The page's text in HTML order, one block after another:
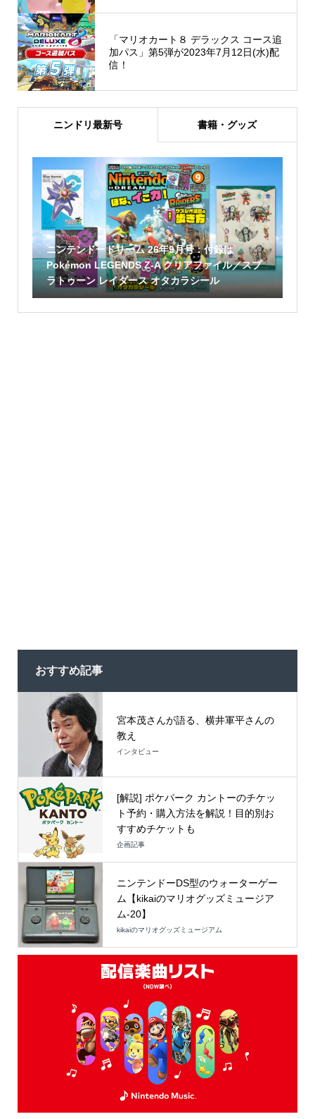
「マリオカート８ デラックス コース追
加パス」第5弾が2023年7月12日(水)配
信！
ニンドリ最新号 書籍・グッズ
ニンテンドードリーム 26年9月号：付録は
Pokémon LEGENDS Z-A クリアファイル／スプ
ラトゥーン レイダース オタカラシール
おすすめ記事
宮本茂さんが語る、横井軍平さんの
教え
インタビュー
[解説] ポケパーク カントーのチケッ
ト予約・購入方法を解説！目的別お
すすめチケットも
企画記事
ニンテンドーDS型のウォーターゲー
ム【kikaiのマリオグッズミュージア
ム-20】
kikaiのマリオグッズミュージアム